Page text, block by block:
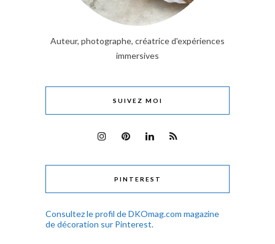
Auteur, photographe, créatrice d'expériences
immersives
SUIVEZ MOI
PINTEREST
Consultez le profil de DKOmag.com magazine
de décoration sur Pinterest.